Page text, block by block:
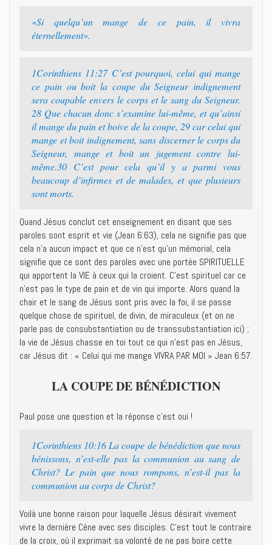
«Si quelqu’un mange de ce pain, il vivra
éternellement».
1Corinthiens 11:27 C’est pourquoi, celui qui mange
ce pain ou boit la coupe du Seigneur indignement
sera coupable envers le corps et le sang du Seigneur.
28 Que chacun donc s’examine lui-même, et qu’ainsi
il mange du pain et boive de la coupe, 29 car celui qui
mange et boit indignement, sans discerner le corps du
Seigneur, mange et boit un jugement contre lui-
même.30 C’est pour cela qu’il y a parmi vous
beaucoup d’infirmes et de malades, et que plusieurs
sont morts.
Quand Jésus conclut cet enseignement en disant que ses
paroles sont esprit et vie (Jean 6:63), cela ne signifie pas que
cela n’a aucun impact et que ce n’est qu’un mémorial, cela
signifie que ce sont des paroles avec une portée SPIRITUELLE
qui apportent la VIE à ceux qui la croient. C’est spirituel car ce
n’est pas le type de pain et de vin qui importe. Alors quand la
chair et le sang de Jésus sont pris avec la foi, il se passe
quelque chose de spirituel, de divin, de miraculeux (et on ne
parle pas de consubstantiation ou de transsubstantiation ici) ;
la vie de Jésus chasse en toi tout ce qui n’est pas en Jésus,
car Jésus dit : « Celui qui me mange VIVRA PAR MOI » Jean 6:57.
LA COUPE DE BÉNÉDICTION
Paul pose une question et la réponse c’est oui !
1Corinthiens 10:16 La coupe de bénédiction que nous
bénissons, n’est-elle pas la communion au sang de
Christ? Le pain que nous rompons, n’est-il pas la
communion au corps de Christ?
Voilà une bonne raison pour laquelle Jésus désirait vivement
vivre la dernière Cène avec ses disciples. C’est tout le contraire
de la croix, où il exprimait sa volonté de ne pas boire cette